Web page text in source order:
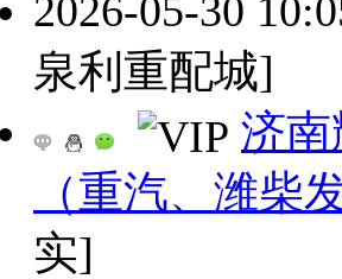
2026-05-30
泉利重配城]
济
（重汽、潍柴
实]